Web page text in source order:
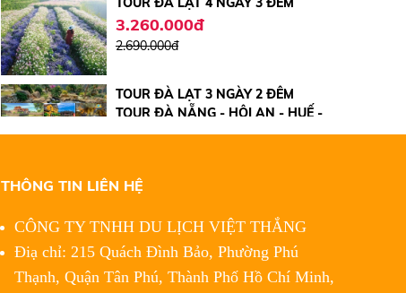
3.260.000đ
2.690.000đ
TOUR ĐÀ LẠT 3 NGÀY 2 ĐÊM
2.390.000đ
TOUR ĐÀ NẴNG - HỘI AN - HUẾ -
ĐỘNG THIÊN ĐƯỜNG TẾT ÂM LỊCH
2024
TOUR HÀN QUỐC 4 NGÀY 4 ĐÊM
17.000.000đ
TOUR CAMPUCHIA 4 NGÀY 4 ĐÊM
THÔNG TIN LIÊN HỆ
CÔNG TY TNHH DU LỊCH VIỆT THẮNG
Điạ chỉ: 215 Quách Đình Bảo, Phường Phú
Thạnh, Quận Tân Phú, Thành Phố Hồ Chí Minh,